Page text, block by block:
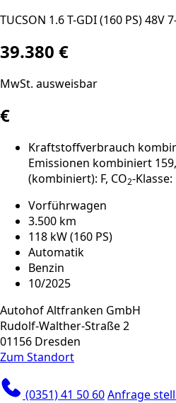
TUCSON 1.6 T-GDI (160 PS) 48V
39.380 €
MwSt. ausweisbar
€
Kraftstoffverbrauch
Emissionen kombiniert
(kombiniert): F, CO2-Klasse:
Vorführwagen
3.500 km
118 kW (160 PS)
Automatik
Benzin
10/2025
Autohof Altfranken GmbH
Rudolf-Walther-Straße 2
01156 Dresden
Zum Standort
(0351) 41 50 60Anfrage